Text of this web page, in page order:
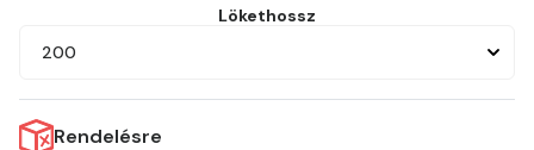
Lökethossz
200
Rendelésre